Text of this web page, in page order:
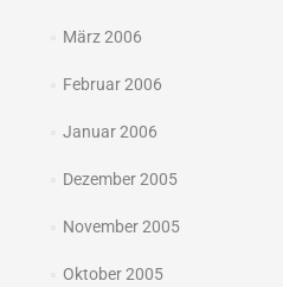
März 2006
Februar 2006
Januar 2006
Dezember 2005
November 2005
Oktober 2005